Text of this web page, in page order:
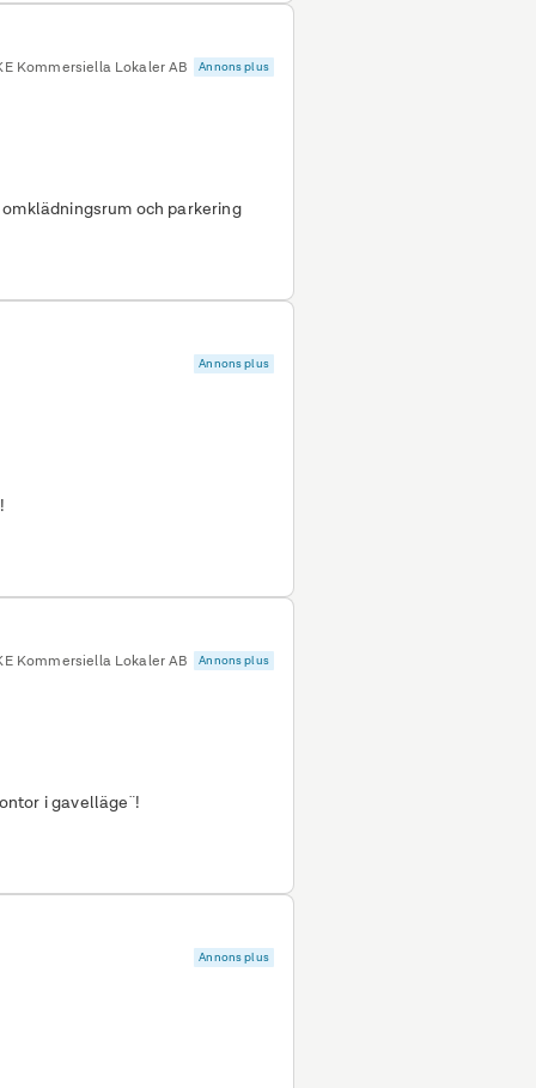
Kommersiella Lokaler AB Annons plus
och parkering
Annons plus
Kommersiella Lokaler AB Annons plus
i gavelläge¨!
Annons plus